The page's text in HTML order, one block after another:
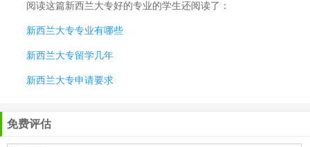
阅读这篇新西兰大专好的专业的学生还阅读了：
新西兰大专专业有哪些
新西兰大专留学几年
新西兰大专申请要求
免费评估